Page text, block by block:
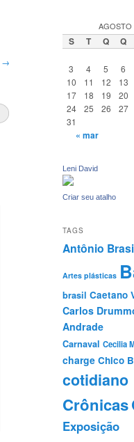
→
AGOSTO
S T Q Q
3
4 5 6
10
11 12 13
17
18 19 20
24
25 26 27
31
« mar
Leni David
Criar seu atalho
TAGS
Antônio
Artes plásticas
brasil Caetano
Carlos
Andrade
Carnaval Cecilia
charge Chico
cotidiano
Crônicas
Exposição